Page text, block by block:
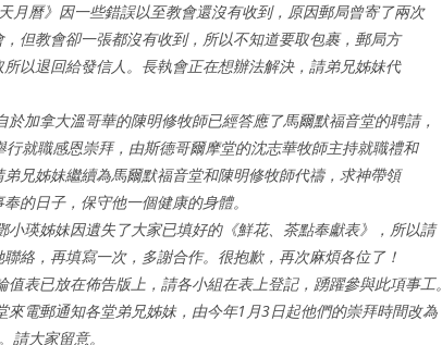
月曆》因一些錯誤以至教會還沒有收到，原因郵局曾寄了兩次
但教會卻一張都沒有收到，所以不知道要取包裹，郵局方
以退回給發信人。長執會正在想辦法解決，請弟兄姊妹代
加拿大溫哥華的陳明修牧師已經答應了馬爾默福音堂的聘請，
行就職感恩崇拜，由斯德哥爾摩堂的沈志華牧師主持就職禮和
兄姊妹繼續為馬爾默福音堂和陳明修牧師代禱，求神帶領
的日子，保守他一個健康的身體。
瑛姊妹因遺失了大家已填好的《鮮花、茶點奉獻表》，所以請
絡，再填寫一次，多謝合作。很抱歉，再次麻煩各位了！
表已放在佈告版上，請各小組在表上登記，踴躍參與此項事工。
電郵通知各堂弟兄姊妹，由今年1月3日起他們的崇拜時間改為
請大家留意。